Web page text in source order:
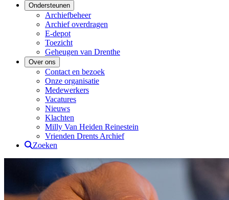
Ondersteunen
Archiefbeheer
Archief overdragen
E-depot
Toezicht
Geheugen van Drenthe
Over ons
Contact en bezoek
Onze organisatie
Medewerkers
Vacatures
Nieuws
Klachten
Milly Van Heiden Reinestein
Vrienden Drents Archief
Zoeken
Drents Archief